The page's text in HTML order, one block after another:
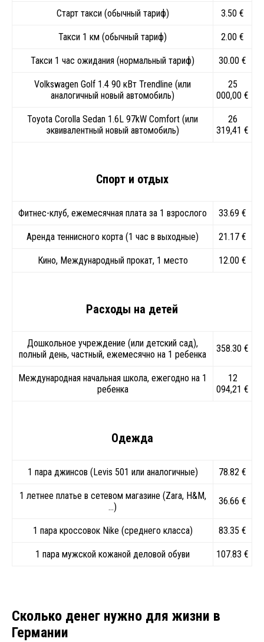
Старт такси (обычный тариф) 3.50 €
Такси 1 км (обычный тариф) 2.00 €
Такси 1 час ожидания (нормальный тариф) 30.00 €
Volkswagen Golf 1.4 90 кВт Trendline (или
аналогичный новый автомобиль)
25
000,00 €
Toyota Corolla Sedan 1.6L 97kW Comfort (или
эквивалентный новый автомобиль)
26
319,41 €
Спорт и отдых
Фитнес-клуб, ежемесячная плата за 1 взрослого 33.69 €
Аренда теннисного корта (1 час в выходные) 21.17 €
Кино, Международный прокат, 1 место 12.00 €
Расходы на детей
Дошкольное учреждение (или детский сад),
полный день, частный, ежемесячно на 1 ребенка
358.30 €
Международная начальная школа, ежегодно на 1
ребенка
12
094,21 €
Одежда
1 пара джинсов (Levis 501 или аналогичные) 78.82 €
1 летнее платье в сетевом магазине (Zara, H&M,
…)
36.66 €
1 пара кроссовок Nike (среднего класса) 83.35 €
1 пара мужской кожаной деловой обуви 107.83 €
Сколько денег нужно для жизни в
Германии